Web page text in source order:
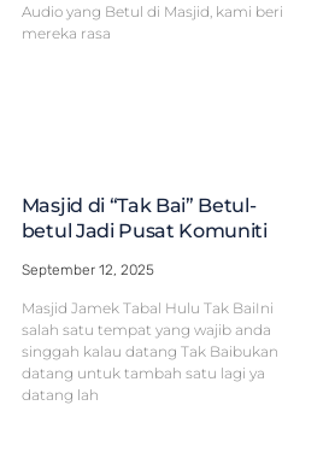
Audio yang Betul di Masjid, kami beri
mereka rasa
Masjid di “Tak Bai” Betul-
betul Jadi Pusat Komuniti
September 12, 2025
Masjid Jamek Tabal Hulu Tak BaiIni
salah satu tempat yang wajib anda
singgah kalau datang Tak Baibukan
datang untuk tambah satu lagi ya
datang lah